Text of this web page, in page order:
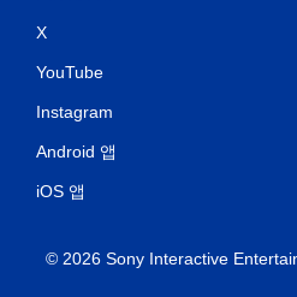
X
YouTube
Instagram
Android 앱
iOS 앱
© 2026 Sony Interactive